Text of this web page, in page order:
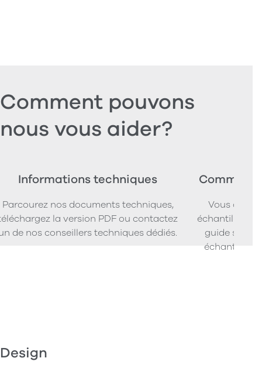
Comment pouvons
nous vous aider?
Informations techniques
Parcourez nos documents techniques,
la version PDF ou contactez
de nos conseillers techniques dédiés.
Vous
échantillons
guide
Design